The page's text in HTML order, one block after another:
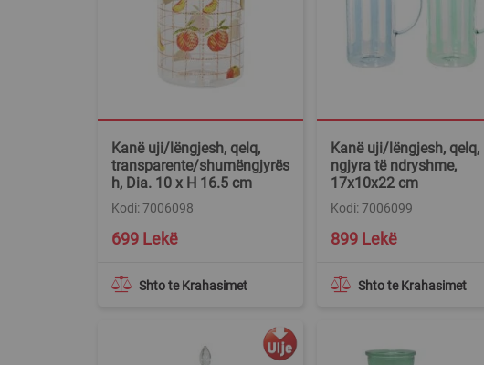
Kanë uji/lëngjesh, qelq,
transparente/shumëngjyrës
h, Dia. 10 x H 16.5 cm
Kodi: 7006098
Shto te Krahasimet
699 Lekë
Kanë uji/lëngjesh, qelq,
ngjyra të ndryshme,
17x10x22 cm
Kodi: 7006099
Shto te Krahasimet
899 Lekë